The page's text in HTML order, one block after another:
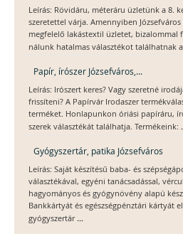
Leírás: Rövidáru, méteráru üzletünk a 8.
szeretettel várja. Amennyiben
megfelelő lakástextil üzletet, bizalommal
nálunk hatalmas választékot találhatnak
Papír, írószer Józsefváros,...
Leírás: Irószert keres? Vagy szeretné
frissíteni? A Papírvár Irodaszer
terméket. Honlapunkon óriási papíráru,
szerek választékát találhatja. Termékeink:
Gyógyszertár, patika Józsefváros
Leírás: Saját készítésű baba- és
választékával, egyéni tanácsadással,
hagyományos és gyógynövény alapú
Bankkártyát és egészségpénztári kártyát
gyógyszertár...